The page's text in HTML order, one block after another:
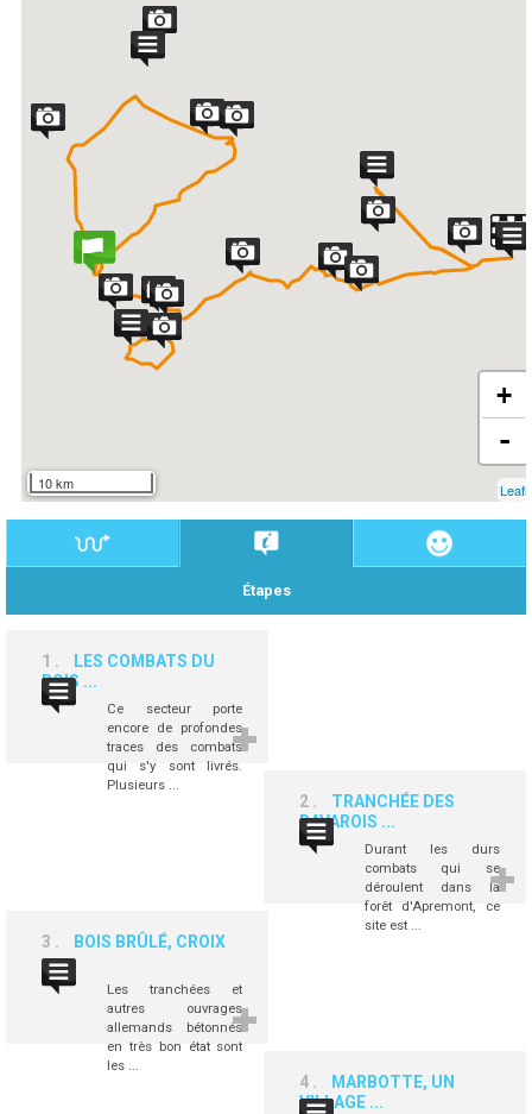
10 km
+
-
Étapes
1
LES COMBATS DU
BOIS ...
Ce secteur porte
encore de profondes
traces des combats
qui s'y sont livrés.
Plusieurs ...
2
TRANCHÉE DES
BAVAROIS ...
Durant les durs
combats qui se
déroulent dans la
forêt d'Apremont, ce
site est ...
3
BOIS BRÛLÉ, CROIX
...
Les tranchées et
autres ouvrages
allemands bétonnés
en très bon état sont
les ...
4
MARBOTTE, UN
VILLAGE ...